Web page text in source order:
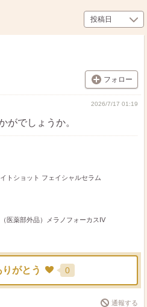
フォロー
2026/7/17 01:19
がでしょうか。
トショット フェイシャルセラム
医薬部外品）メラノフォーカスIV
りがとう 0
通報する